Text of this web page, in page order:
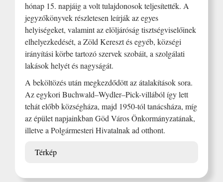
hónap 15. napjáig a volt tulajdonosok teljesítették. A
jegyzőkönyvek részletesen leírják az egyes
helyiségeket, valamint az elöljáróság tisztségviselőinek
elhelyezkedését, a Zöld Kereszt és egyéb, községi
irányítási körbe tartozó szervek szobáit, a szolgálati
lakások helyét és nagyságát.
A beköltözés után megkezdődött az átalakítások sora.
Az egykori Buchwald–Wydler–Pick-villából így lett
tehát előbb községháza, majd 1950-tól tanácsháza, míg
az épület napjainkban Göd Város Önkormányzatának,
illetve a Polgármesteri Hivatalnak ad otthont.
Térkép